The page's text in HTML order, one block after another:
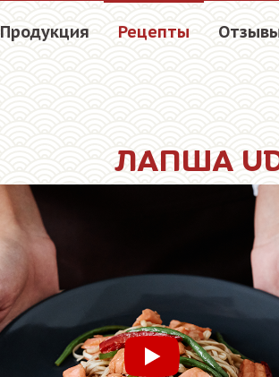
Продукция Рецепты
ЛАПША
Смотреть видео